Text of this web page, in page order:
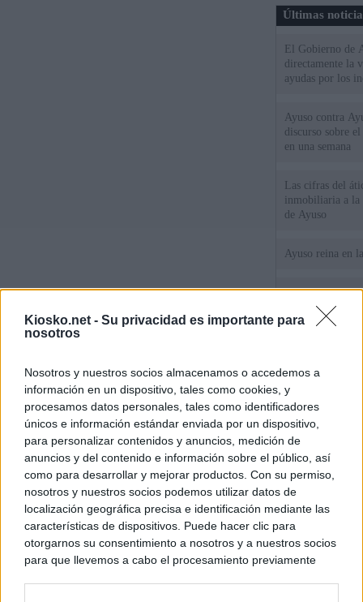
Kiosko.net - Su privacidad es importante para
nosotros
Nosotros y nuestros socios almacenamos o accedemos a
información en un dispositivo, tales como cookies, y
procesamos datos personales, tales como identificadores
únicos e información estándar enviada por un dispositivo,
para personalizar contenidos y anuncios, medición de
anuncios y del contenido e información sobre el público, así
como para desarrollar y mejorar productos. Con su permiso,
nosotros y nuestros socios podemos utilizar datos de
localización geográfica precisa e identificación mediante las
características de dispositivos. Puede hacer clic para
otorgarnos su consentimiento a nosotros y a nuestros socios
para que llevemos a cabo el procesamiento previamente
Últimas
El Gobierno de
directamente la
ayudas por los
Ayuso contra
discurso sobre
en una semana
Las cifras del
inmobiliaria a la
de Ayuso
Ayuso reina en
La empresa
comprado dos
aunque Ayuso
de violencia de
Gobierno
© Kiosko.net Aviso Legal Privacidad y Cookies